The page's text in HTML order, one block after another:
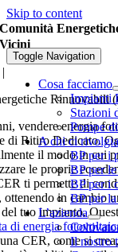
Skip to content
Toggle Navigation
Cosa facciamo
Impianti
Stazioni
Pompe
A chi ci
BP per i
BP per
BP per i
BP per
L’azienda
Il nostro
Comunità
Vicini
|
Rinnovabili
vendere energia
di Ritiro Dedicato.
il modo in cui
le proprie
ti permette di
in cambio
tuo impianto.
di energia
una CER, come si